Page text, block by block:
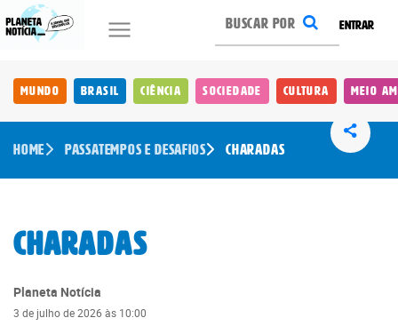
ENTRAR
Mundo Brasil Ciência Sociedade Cultura Meio
Home Passatempos e Desafios Charadas
Charadas
Planeta Notícia
3 de julho de 2026 às 10:00